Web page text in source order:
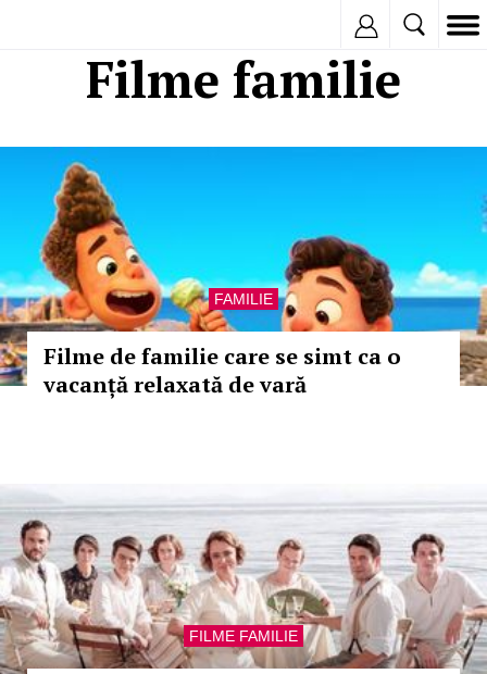
Filme familie
FAMILIE
Filme de familie care se simt ca o
vacanță relaxată de vară
FILME FAMILIE